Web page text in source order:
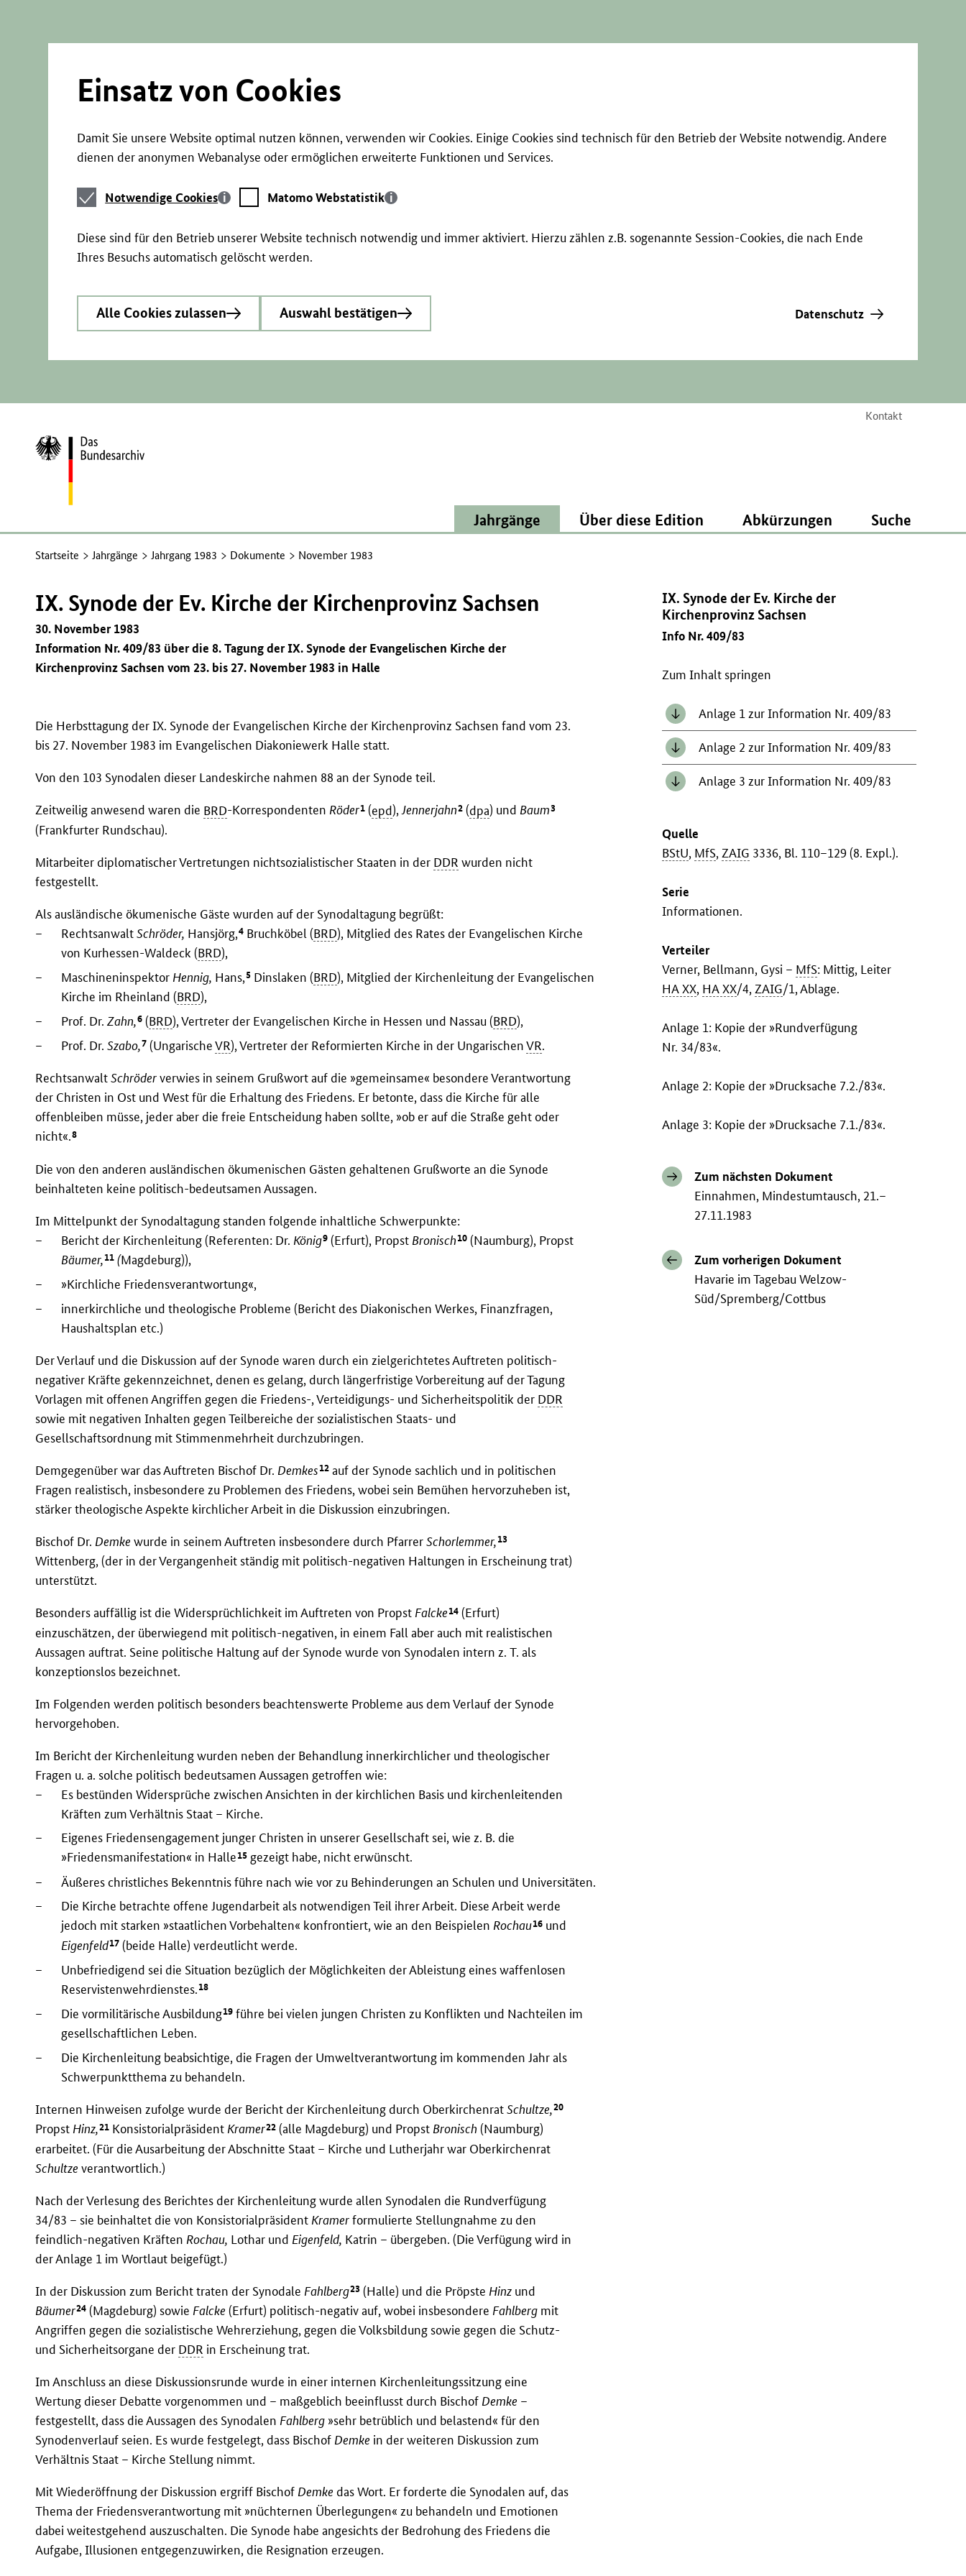
Einsatz von Cookies
Damit Sie unsere Website optimal nutzen können, verwenden wir Cookies. Einige Cookies sind technisch für den Betrieb der Website notwendig. Andere
dienen der anonymen Webanalyse oder ermöglichen erweiterte Funktionen und Services.
Notwendige
Cookies
Notwendige Cookies
Matomo
Webstatistik
Matomo Webstatistik
Diese sind für den Betrieb unserer Website technisch notwendig und immer aktiviert. Hierzu zählen z.B. sogenannte Session-Cookies, die nach Ende
Ihres Besuchs automatisch gelöscht werden.
Alle Cookies zulassen Auswahl bestätigen Datenschutz
Kontakt
Zur
Startseite
Jahrgänge Über diese Edition Abkürzungen Suche
Startseite Jahrgänge Jahrgang 1983 Dokumente November 1983
IX. Synode der Ev. Kirche der
Kirchenprovinz Sachsen
Info Nr. 409/83
Zum Inhalt springen
Anlage 1 zur Information Nr. 409/83
Anlage 2 zur Information Nr. 409/83
Anlage 3 zur Information Nr. 409/83
Quelle
BStU, MfS,ZAIG 3336, Bl. 110–129 (8. Expl.).
Serie
Informationen.
Verteiler
Verner, Bellmann, Gysi – MfS: Mittig, Leiter
HA XX, HA XX/4,ZAIG/1, Ablage.
Anlage 1: Kopie der »Rundverfügung
Nr. 34/83«.
Anlage 2: Kopie der »Drucksache 7.2./83«.
Anlage 3: Kopie der »Drucksache 7.1./83«.
Zum nächsten Dokument
Einnahmen, Mindestumtausch, 21.–
27.11.1983
Zum vorherigen Dokument
Havarie im Tagebau Welzow-
Süd/Spremberg/Cottbus
IX. Synode der Ev. Kirche der Kirchenprovinz Sachsen
30. November 1983
Information Nr. 409/83 über die 8. Tagung der IX. Synode der Evangelischen Kirche der
Kirchenprovinz Sachsen vom 23. bis 27. November 1983 in Halle
Die Herbsttagung der IX. Synode der Evangelischen Kirche der Kirchenprovinz Sachsen fand vom 23.
bis 27. November 1983 im Evangelischen Diakoniewerk Halle statt.
Von den 103 Synodalen dieser Landeskirche nahmen 88 an der Synode teil.
Zeitweilig anwesend waren die BRD-Korrespondenten Röder1 (epd),Jennerjahn2 (dpa) und Baum3
(Frankfurter Rundschau).
Mitarbeiter diplomatischer Vertretungen nichtsozialistischer Staaten in der DDR wurden nicht
festgestellt.
Als ausländische ökumenische Gäste wurden auf der Synodaltagung begrüßt:
–
RechtsanwaltSchröder, Hansjörg,4 Bruchköbel (BRD), Mitglied des Rates der Evangelischen Kirche
von Kurhessen-Waldeck (BRD),
–
Maschineninspektor Hennig, Hans,5 Dinslaken (BRD), Mitglied der Kirchenleitung der Evangelischen
Kirche im Rheinland (BRD),
–
Prof. Dr.Zahn,6 (BRD), Vertreter der Evangelischen Kirche in Hessen und Nassau (BRD),
–
Prof. Dr.Szabo,7 (UngarischeVR), Vertreter der Reformierten Kirche in der UngarischenVR.
RechtsanwaltSchröderverwies in seinem Grußwort auf die »gemeinsame« besondere Verantwortung
der Christen in Ost und West für die Erhaltung des Friedens. Er betonte, dass die Kirche für alle
offenbleiben müsse, jeder aber die freie Entscheidung haben sollte, »ob er auf die Straße geht oder
nicht«.8
Die von den anderen ausländischen ökumenischen Gästen gehaltenen Grußworte an die Synode
beinhalteten keine politisch-bedeutsamen Aussagen.
Im Mittelpunkt der Synodaltagung standen folgende inhaltliche Schwerpunkte:
–
Bericht der Kirchenleitung (Referenten: Dr. König9 (Erfurt), Propst Bronisch10 (Naumburg), Propst
Bäumer,11 (Magdeburg)),
–
»Kirchliche Friedensverantwortung«,
–
innerkirchliche und theologische Probleme (Bericht des Diakonischen Werkes, Finanzfragen,
Haushaltsplan etc.)
Der Verlauf und die Diskussion auf der Synode waren durch ein zielgerichtetes Auftreten politisch-
negativer Kräfte gekennzeichnet, denen es gelang, durch längerfristige Vorbereitung auf der Tagung
Vorlagen mit offenen Angriffen gegen die Friedens-, Verteidigungs- und Sicherheitspolitik der DDR
sowie mit negativen Inhalten gegen Teilbereiche der sozialistischen Staats- und
Gesellschaftsordnung mit Stimmenmehrheit durchzubringen.
Demgegenüber war das Auftreten Bischof Dr. Demkes12 auf der Synode sachlich und in politischen
Fragen realistisch, insbesondere zu Problemen des Friedens, wobei sein Bemühen hervorzuheben ist,
stärker theologische Aspekte kirchlicher Arbeit in die Diskussion einzubringen.
Bischof Dr. Demke wurde in seinem Auftreten insbesondere durch PfarrerSchorlemmer,13
Wittenberg, (der in der Vergangenheit ständig mit politisch-negativen Haltungen in Erscheinung trat)
unterstützt.
Besonders auffällig ist die Widersprüchlichkeit im Auftreten von Propst Falcke14 (Erfurt)
einzuschätzen, der überwiegend mit politisch-negativen, in einem Fall aber auch mit realistischen
Aussagen auftrat. Seine politische Haltung auf der Synode wurde von Synodalen intern z. T. als
konzeptionslos bezeichnet.
Im Folgenden werden politisch besonders beachtenswerte Probleme aus dem Verlauf der Synode
hervorgehoben.
Im Bericht der Kirchenleitung wurden neben der Behandlung innerkirchlicher und theologischer
Fragen u. a. solche politisch bedeutsamen Aussagen getroffen wie:
–
Es bestünden Widersprüche zwischen Ansichten in der kirchlichen Basis und kirchenleitenden
Kräften zum Verhältnis Staat – Kirche.
–
Eigenes Friedensengagement junger Christen in unserer Gesellschaft sei, wie z. B. die
»Friedensmanifestation« in Halle15 gezeigt habe, nicht erwünscht.
–
Äußeres christliches Bekenntnis führe nach wie vor zu Behinderungen an Schulen und Universitäten.
–
Die Kirche betrachte offene Jugendarbeit als notwendigen Teil ihrer Arbeit. Diese Arbeit werde
jedoch mit starken »staatlichen Vorbehalten« konfrontiert, wie an den Beispielen Rochau16 und
Eigenfeld17 (beide Halle) verdeutlicht werde.
–
Unbefriedigend sei die Situation bezüglich der Möglichkeiten der Ableistung eines waffenlosen
Reservistenwehrdienstes.18
– Die vormilitärische Ausbildung19 führe bei vielen jungen Christen zu Konflikten und Nachteilen im
gesellschaftlichen Leben.
–
Die Kirchenleitung beabsichtige, die Fragen der Umweltverantwortung im kommenden Jahr als
Schwerpunktthema zu behandeln.
Internen Hinweisen zufolge wurde der Bericht der Kirchenleitung durch OberkirchenratSchultze,20
Propst Hinz,21 Konsistorialpräsident Kramer22 (alle Magdeburg) und Propst Bronisch (Naumburg)
erarbeitet. (Für die Ausarbeitung der Abschnitte Staat – Kirche und Lutherjahr war Oberkirchenrat
Schultze verantwortlich.)
Nach der Verlesung des Berichtes der Kirchenleitung wurde allen Synodalen die Rundverfügung
34/83 – sie beinhaltet die von Konsistorialpräsident Kramerformulierte Stellungnahme zu den
feindlich-negativen Kräften Rochau, Lothar und Eigenfeld, Katrin – übergeben. (Die Verfügung wird in
der Anlage 1 im Wortlaut beigefügt.)
In der Diskussion zum Bericht traten der Synodale Fahlberg23 (Halle) und die Pröpste Hinz und
Bäumer24 (Magdeburg) sowie Falcke (Erfurt) politisch-negativ auf, wobei insbesondere Fahlberg mit
Angriffen gegen die sozialistische Wehrerziehung, gegen die Volksbildung sowie gegen die Schutz-
und Sicherheitsorgane der DDR in Erscheinung trat.
Im Anschluss an diese Diskussionsrunde wurde in einer internen Kirchenleitungssitzung eine
Wertung dieser Debatte vorgenommen und – maßgeblich beeinflusst durch Bischof Demke –
festgestellt, dass die Aussagen des Synodalen Fahlberg »sehr betrüblich und belastend« für den
Synodenverlauf seien. Es wurde festgelegt, dass Bischof Demke in der weiteren Diskussion zum
Verhältnis Staat – Kirche Stellung nimmt.
Mit Wiederöffnung der Diskussion ergriff Bischof Demke das Wort. Er forderte die Synodalen auf, das
Thema der Friedensverantwortung mit »nüchternen Überlegungen« zu behandeln und Emotionen
dabei weitestgehend auszuschalten. Die Synode habe angesichts der Bedrohung des Friedens die
Aufgabe, Illusionen entgegenzuwirken, die Resignation erzeugen.